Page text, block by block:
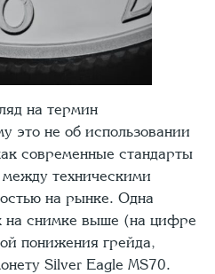
на термин
это не об использовании
современные стандарты
техническими
на рынке. Одна
на снимке выше (на цифре
понижения грейда,
Silver Eagle MS70.